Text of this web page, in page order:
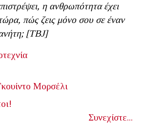
η ανθρωπότητα έχει
πώς ζεις μόνο σου σε έναν
[ΤΒJ]
Μορσέλι
Συνεχίστε...